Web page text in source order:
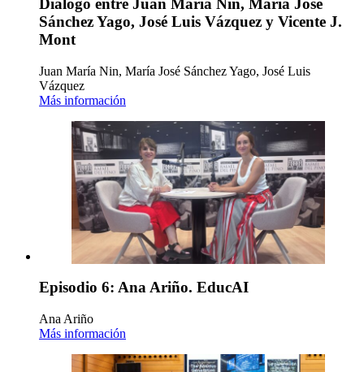
Diálogo entre Juan María Nin, María José
Sánchez Yago, José Luis Vázquez y Vicente J.
Mont
Juan María Nin, María José Sánchez Yago, José Luis
Vázquez
Más información
Episodio 6: Ana Ariño. EducAI
Ana Ariño
Más información